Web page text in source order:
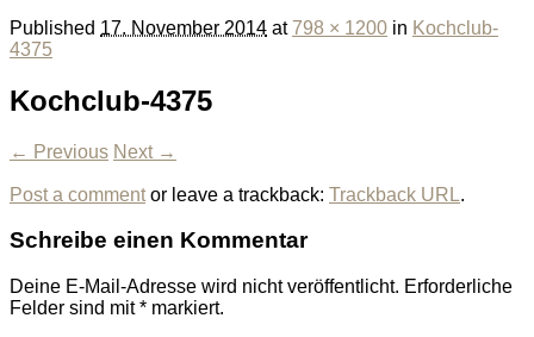
Published 17. November 2014 at 798 × 1200 in Kochclub-
4375
Kochclub-4375
← Previous Next →
Post a commentor leave a trackback: Trackback URL.
Schreibe einen Kommentar
Deine E-Mail-Adresse wird nicht veröffentlicht. Erforderliche
Felder sind mit* markiert.